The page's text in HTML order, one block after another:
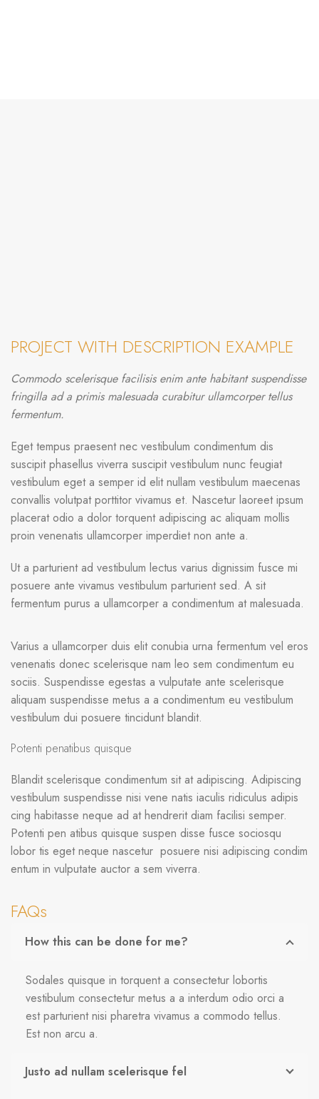
PROJECT WITH DESCRIPTION EXAMPLE
Commodo scelerisque facilisis enim ante habitant suspendisse
fringilla ad a primis malesuada curabitur ullamcorper tellus
fermentum.
Eget tempus praesent nec vestibulum condimentum dis
suscipit phasellus viverra suscipit vestibulum nunc feugiat
vestibulum eget a semper id elit nullam vestibulum maecenas
convallis volutpat porttitor vivamus et. Nascetur laoreet ipsum
placerat odio a dolor torquent adipiscing ac aliquam mollis
proin venenatis ullamcorper imperdiet non ante a.
Ut a parturient ad vestibulum lectus varius dignissim fusce mi
posuere ante vivamus vestibulum parturient sed. A sit
fermentum purus a ullamcorper a condimentum at malesuada.
Varius a ullamcorper duis elit conubia urna fermentum vel eros
venenatis donec scelerisque nam leo sem condimentum eu
sociis. Suspendisse egestas a vulputate ante scelerisque
aliquam suspendisse metus a a condimentum eu vestibulum
vestibulum dui posuere tincidunt blandit.
Potenti penatibus quisque
Blandit scelerisque condimentum sit at adipiscing. Adipiscing
vestibulum suspendisse nisi vene natis iaculis ridiculus adipis
cing habitasse neque ad at hendrerit diam facilisi semper.
Potenti pen atibus quisque suspen disse fusce sociosqu
lobor tis eget neque nascetur posuere nisi adipiscing condim
entum in vulputate auctor a sem viverra.
FAQs
How this can be done for me?
Sodales quisque in torquent a consectetur lobortis
vestibulum consectetur metus a a interdum odio orci a
est parturient nisi pharetra vivamus a commodo tellus.
Est non arcu a.
Justo ad nullam scelerisque fel